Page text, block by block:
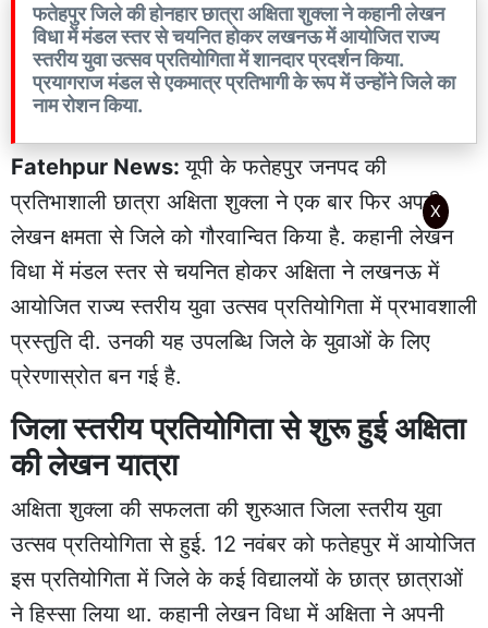
फतेहपुर जिले की होनहार छात्रा अक्षिता शुक्ला ने कहानी लेखन
विधा में मंडल स्तर से चयनित होकर लखनऊ में आयोजित राज्य
स्तरीय युवा उत्सव प्रतियोगिता में शानदार प्रदर्शन किया.
प्रयागराज मंडल से एकमात्र प्रतिभागी के रूप में उन्होंने जिले का
नाम रोशन किया.
Fatehpur News:यूपी के फतेहपुर जनपद की
प्रतिभाशाली छात्रा अक्षिता शुक्ला ने एक बार फिर अपनी
लेखन क्षमता से जिले को गौरवान्वित किया है. कहानी लेखन
विधा में मंडल स्तर से चयनित होकर अक्षिता ने लखनऊ में
आयोजित राज्य स्तरीय युवा उत्सव प्रतियोगिता में प्रभावशाली
प्रस्तुति दी. उनकी यह उपलब्धि जिले के युवाओं के लिए
प्रेरणास्रोत बन गई है.
जिला स्तरीय प्रतियोगिता से शुरू हुई अक्षिता
की लेखन यात्रा
अक्षिता शुक्ला की सफलता की शुरुआत जिला स्तरीय युवा
उत्सव प्रतियोगिता से हुई. 12 नवंबर को फतेहपुर में आयोजित
इस प्रतियोगिता में जिले के कई विद्यालयों के छात्र छात्राओं
ने हिस्सा लिया था. कहानी लेखन विधा में अक्षिता ने अपनी
X